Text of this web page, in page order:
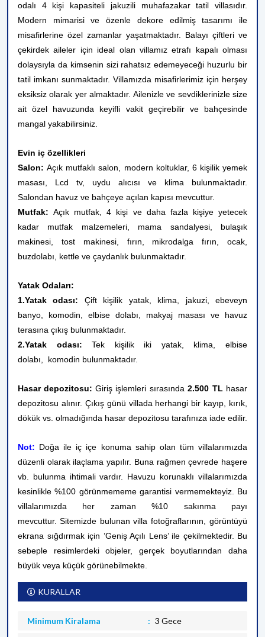
odalı 4 kişi kapasiteli jakuzili muhafazakar tatil villasıdır.
Modern mimarisi ve özenle dekore edilmiş tasarımı ile
misafirlerine özel zamanlar yaşatmaktadır. Balayı çiftleri ve
çekirdek aileler için ideal olan villamız etrafı kapalı olması
dolaysıyla da kimsenin sizi rahatsız edemeyeceği huzurlu bir
tatil imkanı sunmaktadır. Villamızda misafirlerimiz için herşey
eksiksiz olarak yer almaktadır. Ailenizle ve sevdiklerinizle size
ait özel havuzunda keyifli vakit geçirebilir ve bahçesinde
mangal yakabilirsiniz.
Evin iç özellikleri
Salon: Açık mutfaklı salon, modern koltuklar, 6 kişilik yemek
masası, Lcd tv, uydu alıcısı ve klima bulunmaktadır.
Salondan havuz ve bahçeye açılan kapısı mevcuttur.
Mutfak:Açık mutfak, 4 kişi ve daha fazla kişiye yetecek
kadar mutfak malzemeleri, mama sandalyesi, bulaşık
makinesi, tost makinesi, fırın, mikrodalga fırın, ocak,
buzdolabı, kettle ve çaydanlık bulunmaktadır.
Yatak Odaları:
1.Yatak odası: Çift kişilik yatak, klima, jakuzi, ebeveyn
banyo, komodin, elbise dolabı, makyaj masası ve havuz
terasına çıkış bulunmaktadır.
2.Yatak odası:Tek kişilik iki yatak, klima, elbise
dolabı,
komodin bulunmaktadır.
Hasar depozitosu: Giriş işlemleri sırasında2.500 TL hasar
depozitosu alınır. Çıkış günü villada herhangi bir kayıp, kırık,
dökük vs. olmadığında hasar depozitosu tarafınıza iade edilir.
Not: Doğa ile iç içe konuma sahip olan tüm villalarımızda
düzenli olarak ilaçlama yapılır. Buna rağmen çevrede haşere
vb. bulunma ihtimali vardır. Havuzu korunaklı villalarımızda
kesinlikle %100 görünmememe garantisi vermemekteyiz. Bu
villalarımızda her zaman %10 sakınma payı
mevcuttur. Sitemizde bulunan villa fotoğraflarının, görüntüyü
ekrana sığdırmak için ’Geniş Açılı Lens’ ile çekilmektedir. Bu
sebeple resimlerdeki objeler, gerçek boyutlarından daha
büyük veya küçük görünebilmekte.
KURALLAR
Minimum Kiralama 3 Gece